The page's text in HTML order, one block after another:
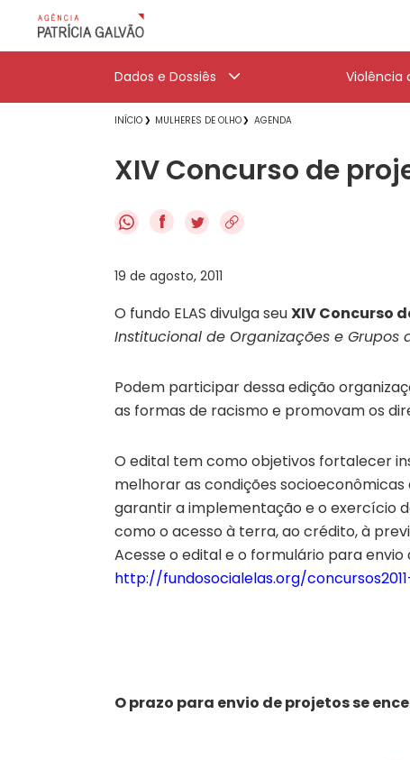
Dados e Dossiês Violência
INÍCIO MULHERES DE OLHO AGENDA
XIV Concurso de
f
19 de agosto, 2011
O fundo ELAS divulga seuXIV Concurso
Institucional de Organizações e Grupos
Podem participar dessa edição
as formas de racismo e promovam os
O edital tem como objetivos fortalecer
melhorar as condições
garantir a implementação e o exercício
como o acesso à terra, ao crédito, à
Acesse o edital e o formulário para envio
http://fundosocialelas.org/
O prazo para envio de projetos se